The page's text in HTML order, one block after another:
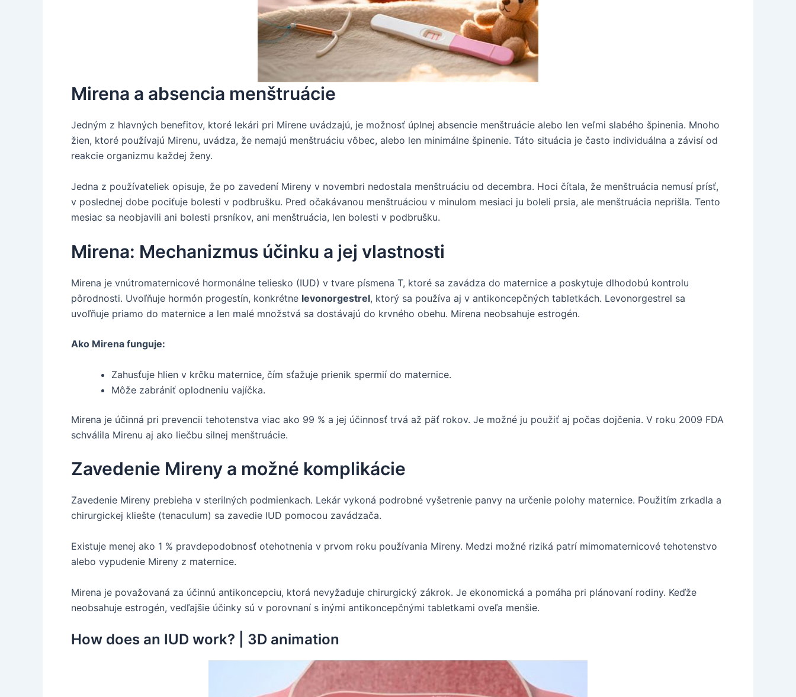
Mirena a absencia menštruácie
Jedným z hlavných benefitov, ktoré lekári pri Mirene uvádzajú, je možnosť úplnej absencie menštruácie alebo len veľmi slabého špinenia. Mnoho
žien, ktoré používajú Mirenu, uvádza, že nemajú menštruáciu vôbec, alebo len minimálne špinenie. Táto situácia je často individuálna a závisí od
reakcie organizmu každej ženy.
Jedna z používateliek opisuje, že po zavedení Mireny v novembri nedostala menštruáciu od decembra. Hoci čítala, že menštruácia nemusí prísť,
v poslednej dobe pociťuje bolesti v podbrušku. Pred očakávanou menštruáciou v minulom mesiaci ju boleli prsia, ale menštruácia neprišla. Tento
mesiac sa neobjavili ani bolesti prsníkov, ani menštruácia, len bolesti v podbrušku.
Mirena: Mechanizmus účinku a jej vlastnosti
Mirena je vnútromaternicové hormonálne teliesko (IUD) v tvare písmena T, ktoré sa zavádza do maternice a poskytuje dlhodobú kontrolu
pôrodnosti. Uvoľňuje hormón progestín, konkrétne levonorgestrel, ktorý sa používa aj v antikoncepčných tabletkách. Levonorgestrel sa
uvoľňuje priamo do maternice a len malé množstvá sa dostávajú do krvného obehu. Mirena neobsahuje estrogén.
Ako Mirena funguje:
Zahusťuje hlien v krčku maternice, čím sťažuje prienik spermií do maternice.
Môže zabrániť oplodneniu vajíčka.
Mirena je účinná pri prevencii tehotenstva viac ako 99 % a jej účinnosť trvá až päť rokov. Je možné ju použiť aj počas dojčenia. V roku 2009 FDA
schválila Mirenu aj ako liečbu silnej menštruácie.
Zavedenie Mireny a možné komplikácie
Zavedenie Mireny prebieha v sterilných podmienkach. Lekár vykoná podrobné vyšetrenie panvy na určenie polohy maternice. Použitím zrkadla a
chirurgickej kliešte (tenaculum) sa zavedie IUD pomocou zavádzača.
Existuje menej ako 1 % pravdepodobnosť otehotnenia v prvom roku používania Mireny. Medzi možné riziká patrí mimomaternicové tehotenstvo
alebo vypudenie Mireny z maternice.
Mirena je považovaná za účinnú antikoncepciu, ktorá nevyžaduje chirurgický zákrok. Je ekonomická a pomáha pri plánovaní rodiny. Keďže
neobsahuje estrogén, vedľajšie účinky sú v porovnaní s inými antikoncepčnými tabletkami oveľa menšie.
How does an IUD work? | 3D animation